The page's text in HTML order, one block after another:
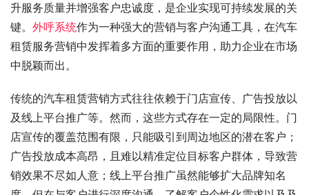
升服务质量并增强客户忠诚度，是企业实现可持续发展的关
键。 外呼系统作为一种强大的营销与客户沟通工具，在汽车
租赁服务营销中发挥着多方面的重要作用，助力企业在市场
中脱颖而出。
传统的汽车租赁营销方式往往依赖于门店宣传、广告投放以
及线上平台推广等。然而，这些方式存在一定的局限性。门
店宣传的覆盖范围有限，只能吸引到周边地区的潜在客户；
广告投放成本高昂，且难以精准定位目标客户群体，导致营
销效果不尽如人意；线上平台推广虽然能够扩大品牌知名